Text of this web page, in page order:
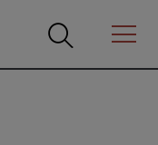
Öppna
Öppna
Menyn